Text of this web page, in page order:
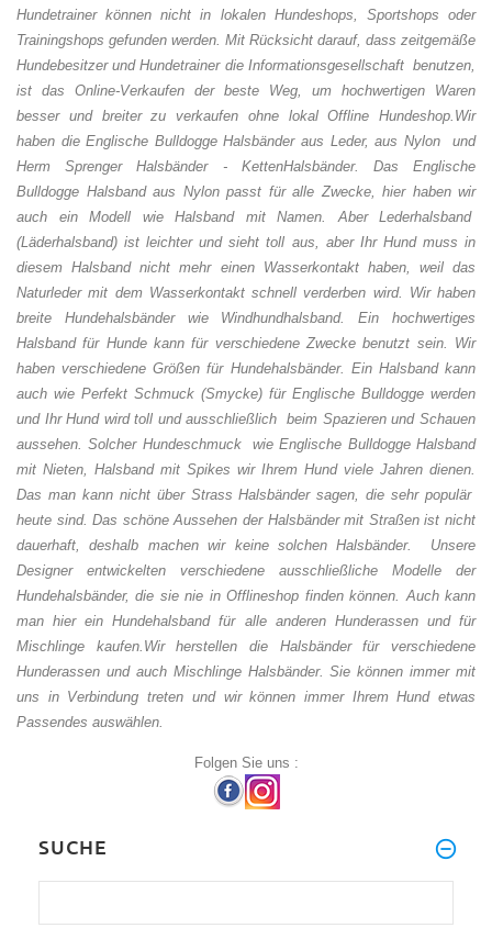
Hundetrainer können nicht in lokalen Hundeshops, Sportshops oder
Trainingshops gefunden werden. Mit Rücksicht darauf, dass zeitgemäße
Hundebesitzer und Hundetrainer die Informationsgesellschaft benutzen,
ist das Online-Verkaufen der beste Weg, um hochwertigen Waren
besser und breiter zu verkaufen ohne lokal Offline Hundeshop. Wir
haben die Englische Bulldogge Halsbänder aus Leder, aus Nylon und
Herm Sprenger Halsbänder - KettenHalsbänder. Das Englische
Bulldogge Halsband aus Nylon passt für alle Zwecke, hier haben wir
auch ein Modell wie Halsband mit Namen. Aber Lederhalsband
(Läderhalsband) ist leichter und sieht toll aus, aber Ihr Hund muss in
diesem Halsband nicht mehr einen Wasserkontakt haben, weil das
Naturleder mit dem Wasserkontakt schnell verderben wird. Wir haben
breite Hundehalsbänder wie Windhundhalsband. Ein hochwertiges
Halsband für Hunde kann für verschiedene Zwecke benutzt sein. Wir
haben verschiedene Größen für Hundehalsbänder. Ein Halsband kann
auch wie Perfekt Schmuck (Smycke) für Englische Bulldogge werden
und Ihr Hund wird toll und ausschließlich beim Spazieren und Schauen
aussehen. Solcher Hundeschmuck wie Englische Bulldogge Halsband
mit Nieten, Halsband mit Spikes wir Ihrem Hund viele Jahren dienen.
Das man kann nicht über Strass Halsbänder sagen, die sehr populär
heute sind. Das schöne Aussehen der Halsbänder mit Straßen ist nicht
dauerhaft, deshalb machen wir keine solchen Halsbänder. Unsere
Designer entwickelten verschiedene ausschließliche Modelle der
Hundehalsbänder, die sie nie in Offlineshop finden können. Auch kann
man hier ein Hundehalsband für alle anderen Hunderassen und für
Mischlinge kaufen. Wir herstellen die Halsbänder für verschiedene
Hunderassen und auch Mischlinge Halsbänder. Sie können immer mit
uns in Verbindung treten und wir können immer Ihrem Hund etwas
Passendes auswählen.
Folgen Sie uns :
SUCHE